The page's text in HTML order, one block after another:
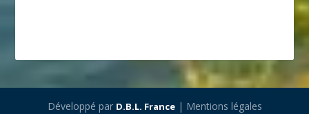
Développé par D.B.L. France| Mentions légales